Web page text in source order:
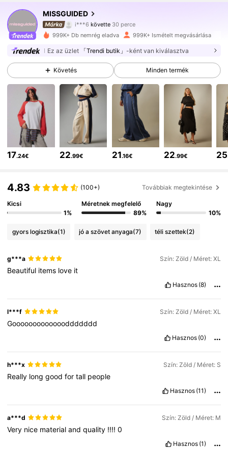
MISSGUIDED
i***6 követte
k***t böngészik
4.83
3M Követők
4.83 3M Követők
4.83 3M Követők
4.83 3M Követők
4.83 3M Követők
4.83 3M Követők
4.83
999K+ Db nemrég eladva 999K+ Ismételt megvásárlása
Ez az üzlet 「Trendi butik」 -ként van kiválasztva
Követés Minden termék
17.24€ 22.99€ 21.16€ 22.99€ 25
4.83 (100+) Továbbiak megtekintése
Kicsi
1%
Méretnek megfelelő
89%
Nagy
10%
gyors logisztika(1) jó a szövet anyaga(7) téli szettek(2)
g***a Szín: Zöld / Méret: XL
Beautiful items love it
Hasznos (8)
l***f Szín: Zöld / Méret: XL
Goooooooooooooddddddd
Hasznos (0)
h***x Szín: Zöld / Méret: S
Really longgoodfortall people
Hasznos (11)
a***d Szín: Zöld / Méret: M
Very nice materialandquality !!!!0
Hasznos (1)